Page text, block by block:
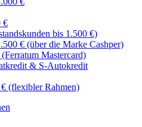
€
bis 1.500 €)
€ (über die Marke Cashper)
Mastercard)
& S-Autokredit
(flexibler Rahmen)